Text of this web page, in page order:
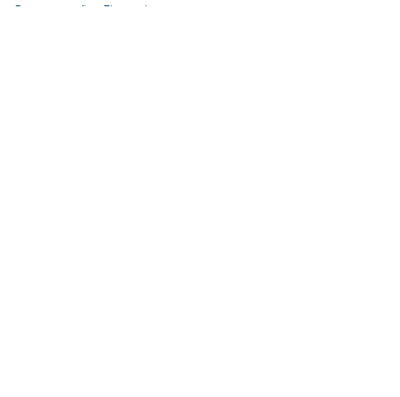
Demonstrações Financeiras